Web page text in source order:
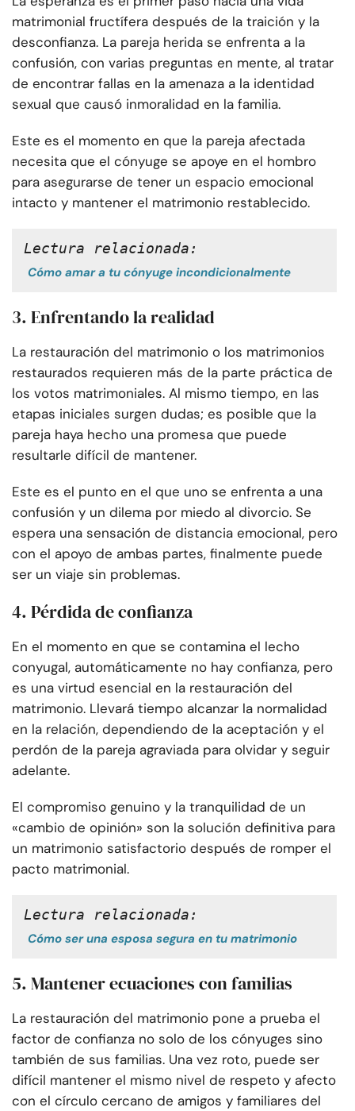
matrimonial fructífera después de la traición y la
desconfianza. La pareja herida se enfrenta a la
confusión, con varias preguntas en mente, al tratar
de encontrar fallas en la amenaza a la identidad
sexual que causó inmoralidad en la familia.
Este es el momento en que la pareja afectada
necesita que el cónyuge se apoye en el hombro
para asegurarse de tener un espacio emocional
intacto y mantener el matrimonio restablecido.
Lectura relacionada:
Cómo amar a tu cónyuge incondicionalmente
3. Enfrentando la realidad
La restauración del matrimonio o los matrimonios
restaurados requieren más de la parte práctica de
los votos matrimoniales. Al mismo tiempo, en las
etapas iniciales surgen dudas; es posible que la
pareja haya hecho una promesa que puede
resultarle difícil de mantener.
Este es el punto en el que uno se enfrenta a una
confusión y un dilema por miedo al divorcio. Se
espera una sensación de distancia emocional, pero
con el apoyo de ambas partes, finalmente puede
ser un viaje sin problemas.
4. Pérdida de confianza
En el momento en que se contamina el lecho
conyugal, automáticamente no hay confianza, pero
es una virtud esencial en la restauración del
matrimonio. Llevará tiempo alcanzar la normalidad
en la relación, dependiendo de la aceptación y el
perdón de la pareja agraviada para olvidar y seguir
adelante.
El compromiso genuino y la tranquilidad de un
«cambio de opinión» son la solución definitiva para
un matrimonio satisfactorio después de romper el
pacto matrimonial.
Lectura relacionada:
Cómo ser una esposa segura en tu matrimonio
5. Mantener ecuaciones con familias
La restauración del matrimonio pone a prueba el
factor de confianza no solo de los cónyuges sino
también de sus familias. Una vez roto, puede ser
difícil mantener el mismo nivel de respeto y afecto
con el círculo cercano de amigos y familiares del